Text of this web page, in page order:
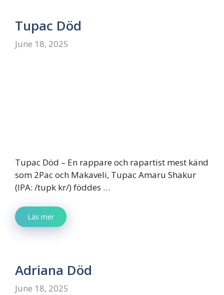
Tupac Död
June 18, 2025
Tupac Död – En rappare och rapartist mest känd
som 2Pac och Makaveli, Tupac Amaru Shakur
(IPA: /tupk kr/) föddes …
Läs mer
Adriana Död
June 18, 2025